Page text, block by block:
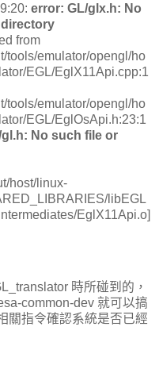
error: GL/glx.h: No
from
tools/emulator/opengl/ho
EGL/EglX11Api.cpp:1
tools/emulator/opengl/ho
EGL/EglOsApi.h:23:1
No such file or
host/linux-
libEGL
EglX11Api.o]
時所碰到的，
common-dev 就可以搞
關指令確認系統是否已經